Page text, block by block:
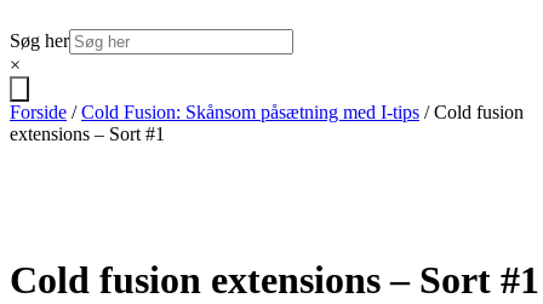
Søg her
×
Forside /Cold Fusion: Skånsom påsætning med I-tips / Cold fusion
extensions – Sort #1
Cold fusion extensions – Sort #1